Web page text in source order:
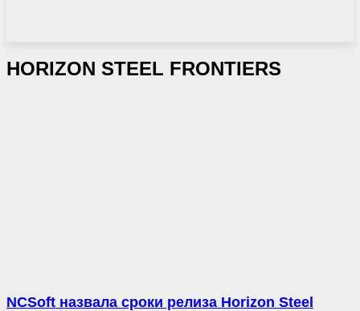
HORIZON STEEL FRONTIERS
NCSoft назвала сроки релиза Horizon Steel